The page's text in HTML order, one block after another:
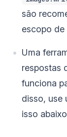
são
escopo de
Uma
respostas
funciona
disso, use
isso